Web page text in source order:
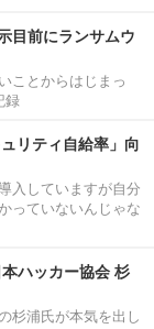
目前にランサムウ
ことからはじまっ
録
リティ自給率」向
入していますが自分
っていないんじゃな
ハッカー協会 杉
杉浦氏が本気を出し